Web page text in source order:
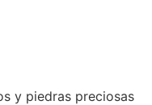
y piedras preciosas